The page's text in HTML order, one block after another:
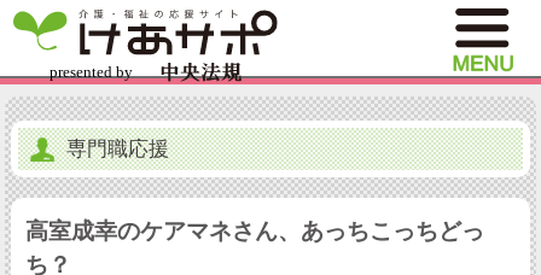
専門職応援
高室成幸のケアマネさん、あっちこっちどっ
ち？